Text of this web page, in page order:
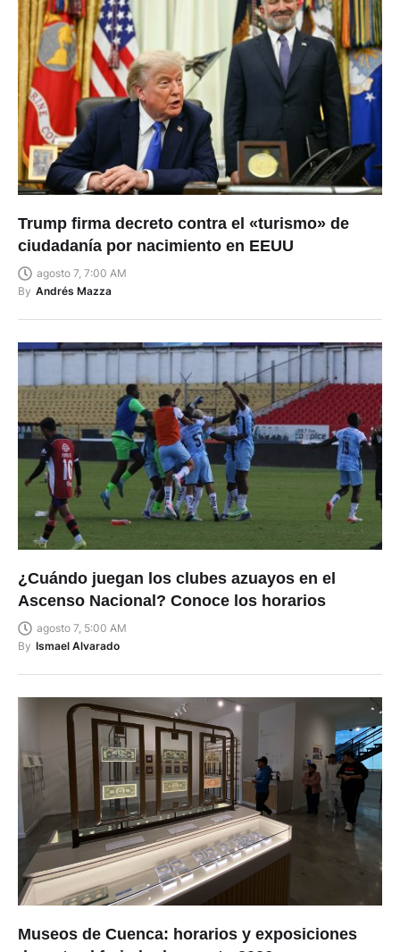
Trump firma decreto contra el «turismo» de
ciudadanía por nacimiento en EEUU
agosto 7, 7:00 AM
By Andrés Mazza
¿Cuándo juegan los clubes azuayos en el
Ascenso Nacional? Conoce los horarios
agosto 7, 5:00 AM
By Ismael Alvarado
Museos de Cuenca: horarios y exposiciones